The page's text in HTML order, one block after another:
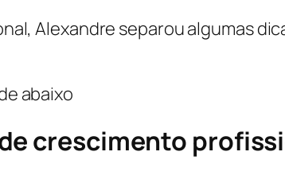
Alexandre separou algumas
abaixo
crescimento